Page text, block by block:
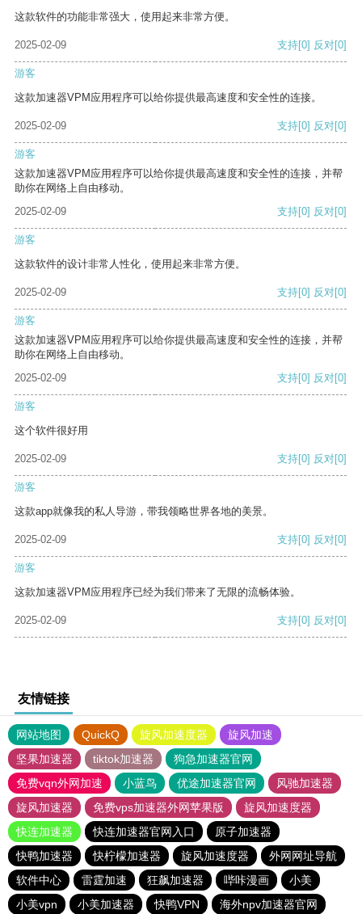
这款软件的功能非常强大，使用起来非常方便。
2025-02-09 支持[0] 反对[0]
游客
这款加速器VPM应用程序可以给你提供最高速度和安全性的连接。
2025-02-09 支持[0] 反对[0]
游客
这款加速器VPM应用程序可以给你提供最高速度和安全性的连接，并帮
助你在网络上自由移动。
2025-02-09
支持[0] 反对[0]
游客
这款软件的设计非常人性化，使用起来非常方便。
2025-02-09 支持[0] 反对[0]
游客
这款加速器VPM应用程序可以给你提供最高速度和安全性的连接，并帮
助你在网络上自由移动。
2025-02-09
支持[0] 反对[0]
游客
这个软件很好用
2025-02-09 支持[0] 反对[0]
游客
这款app就像我的私人导游，带我领略世界各地的美景。
2025-02-09 支持[0] 反对[0]
游客
这款加速器VPM应用程序已经为我们带来了无限的流畅体验。
2025-02-09 支持[0] 反对[0]
友情链接
网站地图 QuickQ 旋风加速度器
旋风加速
坚果加速器
tiktok加速器
狗急加速器官网
免费vqn外网加速
小蓝鸟 优途加速器官网
风驰加速器
旋风加速器
免费vps加速器外网苹果版
旋风加速度器
快连加速器
快连加速器官网入口
原子加速器
快鸭加速器
快柠檬加速器 旋风加速度器
外网网址导航
软件中心
雷霆加速 狂飙加速器 哔咔漫画
小美
小美vpn
小美加速器 快鸭VPN 海外npv加速器官网